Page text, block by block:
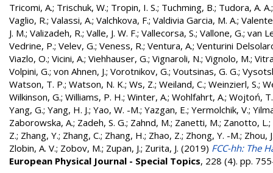
Tricomi, A.; Trischuk, W.; Tropin, I. S.; Tuchming, B.; Tudora, A. A.
Vaglio, R.; Valassi, A.; Valchkova, F.; Valdivia Garcia, M. A.;
J. M.; Valizadeh, R.; Valle, J. W. F.; Vallecorsa, S.; Vallone, G.; van
Vedrine, P.; Velev, G.; Veness, R.; Ventura, A.; Venturini
Viazlo, O.; Vicini, A.; Viehhauser, G.; Vignaroli, N.; Vignolo, M.;
Volpini, G.; von Ahnen, J.; Vorotnikov, G.; Voutsinas, G. G.;
Watson, T. P.; Watson, N. K.; Ws, Z.; Weiland, C.; Weinzierl, S.;
Wilkinson, G.; Williams, P. H.; Winter, A.; Wohlfahrt, A.; Wojtoń, T.
Yang, G.; Yang, H. J.; Yao, W. -M.; Yazgan, E.; Yermolchik, V.;
Zaborowska, A.; Zadeh, S. G.; Zahnd, M.; Zanetti, M.; Zanotto, L.;
Z.; Zhang, Y.; Zhang, C.; Zhang, H.; Zhao, Z.; Zhong, Y. -M.; Zhou,
Zlobin, A. V.; Zobov, M.; Zupan, J.; Zurita, J. (2019) FCC-hh: The
European Physical Journal - Special Topics, 228 (4). pp.